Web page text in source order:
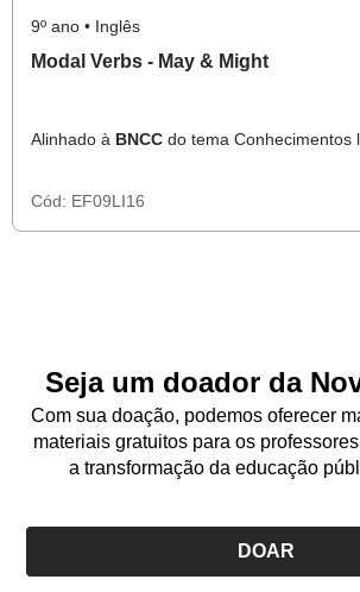
9º ano • Inglês
Modal Verbs - May & Might
Alinhado à BNCC do tema Conhecimentos
Cód: EF09LI16
Seja um doador da
Com sua doação, podemos oferecer
materiais gratuitos para os
a transformação da educação
DOAR